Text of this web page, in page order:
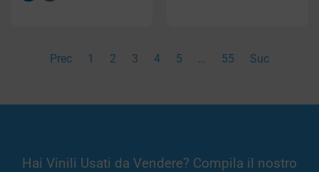
Prec 1 2 3 4 5 … 55 Suc
Hai Vinili Usati da Vendere? Compila il nostro